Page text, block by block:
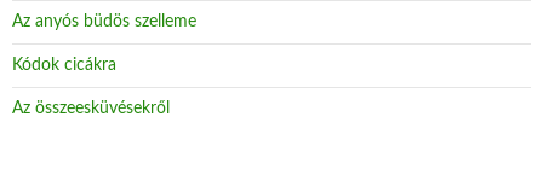
Az anyós büdös szelleme
Kódok cicákra
Az összeesküvésekről